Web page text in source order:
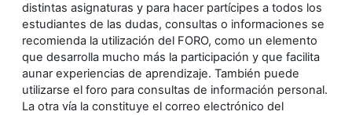
distintas asignaturas y para hacer partícipes a todos los
estudiantes de las dudas, consultas o informaciones se
recomienda la utilización del FORO, como un elemento
que desarrolla mucho más la participación y que facilita
aunar experiencias de aprendizaje. También puede
utilizarse el foro para consultas de información personal.
La otra vía la constituye el correo electrónico del